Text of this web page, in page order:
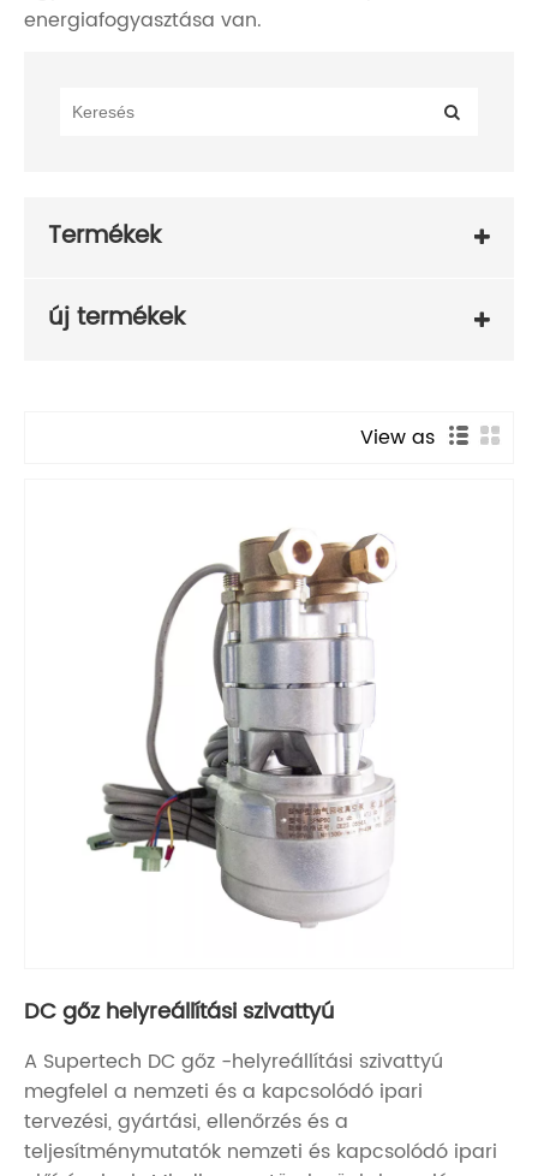
energiafogyasztása van.
Termékek
új termékek
View as
DC gőz helyreállítási szivattyú
A Supertech DC gőz -helyreállítási szivattyú
megfelel a nemzeti és a kapcsolódó ipari
tervezési, gyártási, ellenőrzés és a
teljesítménymutatók nemzeti és kapcsolódó ipari